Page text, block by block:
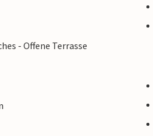
- Offene Terrasse